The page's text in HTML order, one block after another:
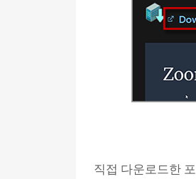
직접 다운로드한